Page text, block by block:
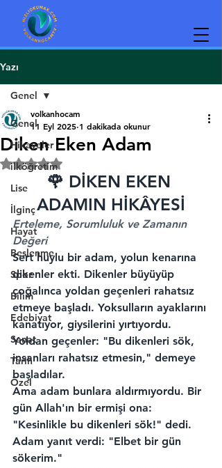
Yazı
Genel
Hikayeler
ilköğretim
Lise
İlginç
Hayat
Beslenme
Spor
Bilim
Edebiyat
Sanat
Tarih
Özel
Genel
Diken Eken Adam
volkanhocam
11 Eyl 2025 1 dakikada okunur
5 üzerinden NaN yıldız
🌹 DİKEN EKEN
ADAMIN HİKÂYESİ
Erteleme, Sorumluluk ve Zamanın
Değeri
Sert huylu bir adam, yolun kenarına
dikenler ekti. Dikenler büyüyüp
çoğalınca yoldan geçenleri rahatsız
etmeye başladı. Yoksulların ayaklarını
kanatıyor, giysilerini yırtıyordu.
Yoldan geçenler: "Bu dikenleri sök,
insanları rahatsız etmesin," demeye
başladılar.
Ama adam bunlara aldırmıyordu. Bir
gün Allah'ın bir ermişi ona:
"Kesinlikle bu dikenleri sök!" dedi.
Adam yanıt verdi: "Elbet bir gün
sökerim."